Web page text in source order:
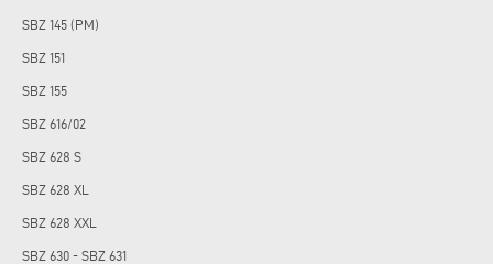
SBZ 145 (PM)
SBZ 151
SBZ 155
SBZ 616/02
SBZ 628 S
SBZ 628 XL
SBZ 628 XXL
SBZ 630 - SBZ 631